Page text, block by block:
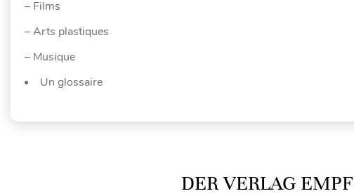
– Films
– Arts plastiques
– Musique
Un glossaire
DER VERLAG